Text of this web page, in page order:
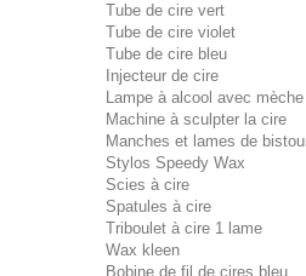
Tube de cire vert
Tube de cire violet
Tube de cire bleu
Injecteur de cire
Lampe à alcool avec mèche
Machine à sculpter la cire
Manches et lames de
Stylos Speedy Wax
Scies à cire
Spatules à cire
Triboulet à cire 1 lame
Wax kleen
Bobine de fil de cires bleu